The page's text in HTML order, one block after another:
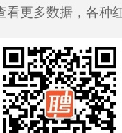
看更多数据，各种